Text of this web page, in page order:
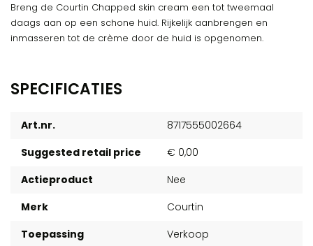
Breng de Courtin Chapped skin cream een tot tweemaal
daags aan op een schone huid. Rijkelijk aanbrengen en
inmasseren tot de crème door de huid is opgenomen.
SPECIFICATIES
Art.nr.
8717555002664
Suggested retail price
€ 0,00
Actieproduct
Nee
Merk
Courtin
Toepassing
Verkoop